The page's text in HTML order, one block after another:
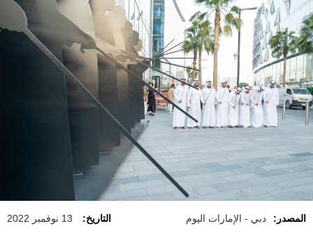
المصدر: دبي - الإمارات اليوم التاريخ: 13 نوفمبر 2022